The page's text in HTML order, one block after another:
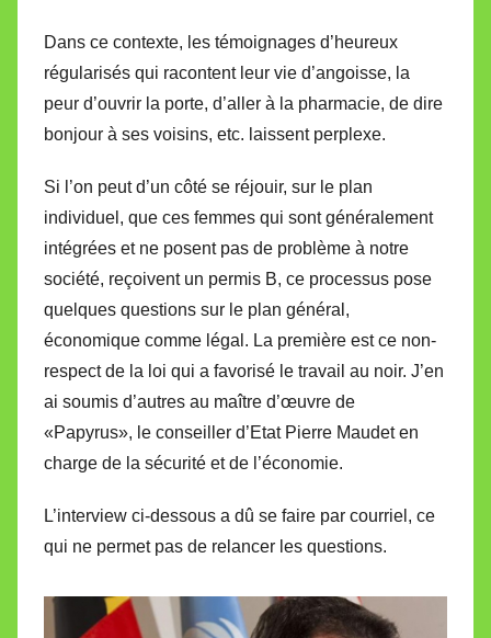
Dans ce contexte, les témoignages d’heureux
régularisés qui racontent leur vie d’angoisse, la
peur d’ouvrir la porte, d’aller à la pharmacie, de dire
bonjour à ses voisins, etc. laissent perplexe.
Si l’on peut d’un côté se réjouir, sur le plan
individuel, que ces femmes qui sont généralement
intégrées et ne posent pas de problème à notre
société, reçoivent un permis B, ce processus pose
quelques questions sur le plan général,
économique comme légal. La première est ce non-
respect de la loi qui a favorisé le travail au noir. J’en
ai soumis d’autres au maître d’œuvre de
«Papyrus», le conseiller d’Etat Pierre Maudet en
charge de la sécurité et de l’économie.
L’interview ci-dessous a dû se faire par courriel, ce
qui ne permet pas de relancer les questions.